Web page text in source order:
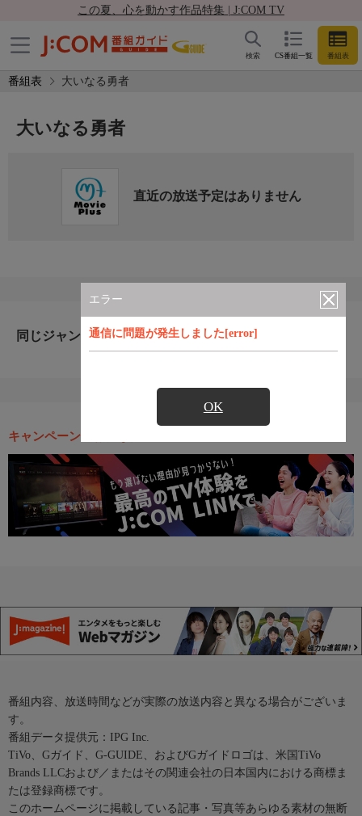
この夏、心を動かす作品特集 | J:COM TV
CS番組一覧 番組表
検索
番組表 大いなる勇者
エラー
通信に問題が発生しました[error]
OK
大いなる勇者
直近の放送予定はありません
同じジャンルのおすすめ番組
キャンペーン・お得な情報
番組内容、放送時間などが実際の放送内容と異なる場合がございま
す。
番組データ提供元：IPG Inc.
TiVo、Gガイド、G-GUIDE、およびGガイドロゴは、米国TiVo
Brands LLCおよび／またはその関連会社の日本国内における商標ま
たは登録商標です。
このホームページに掲載している記事・写真等あらゆる素材の無断